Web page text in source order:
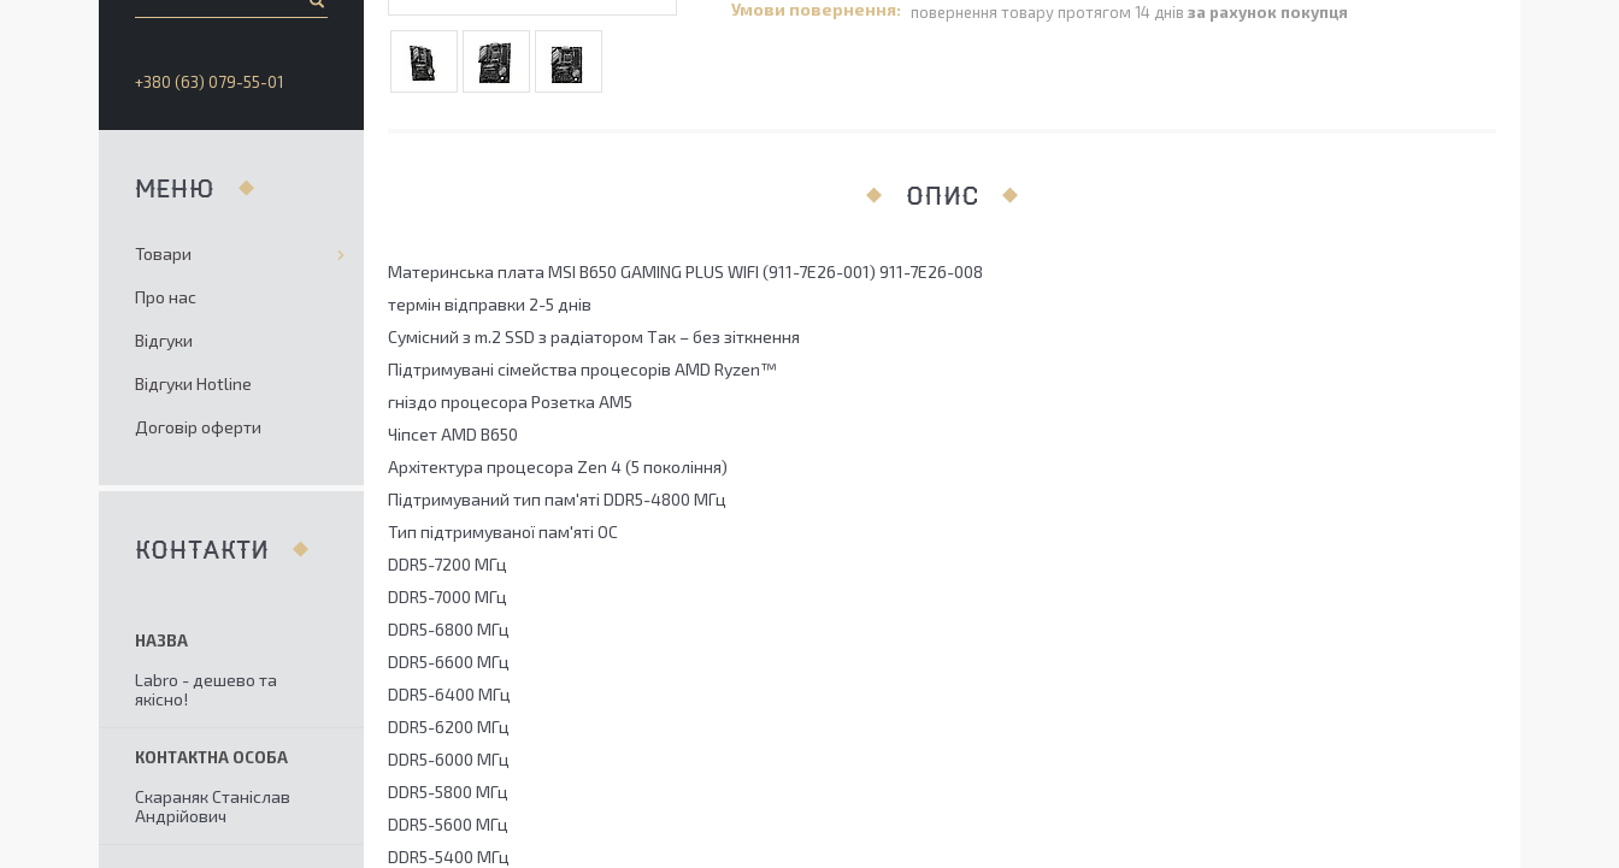
повернення товару протягом 14 днів за рахунок покупця
ОПИС
Материнська плата MSI B650 GAMING PLUS WIFI (911-7E26-001) 911-7E26-008
термін відправки 2-5 днів
Сумісний з m.2 SSD з радіатором Так – без зіткнення
Підтримувані сімейства процесорів AMD Ryzen™
гніздо процесора Розетка AM5
Чіпсет AMD B650
Архітектура процесора Zen 4 (5 покоління)
Підтримуваний тип пам'яті DDR5-4800 МГц
Тип підтримуваної пам'яті OC
DDR5-7200 МГц
DDR5-7000 МГц
DDR5-6800 МГц
DDR5-6600 МГц
DDR5-6400 МГц
DDR5-6200 МГц
DDR5-6000 МГц
DDR5-5800 МГц
DDR5-5600 МГц
DDR5-5400 МГц
+380 (63) 079-55-01
Товари
Про нас
Відгуки
Відгуки Hotline
Договір оферти
КОНТАКТИ
Labro - дешево та
якісно!
Скараняк Станіслав
Андрійович